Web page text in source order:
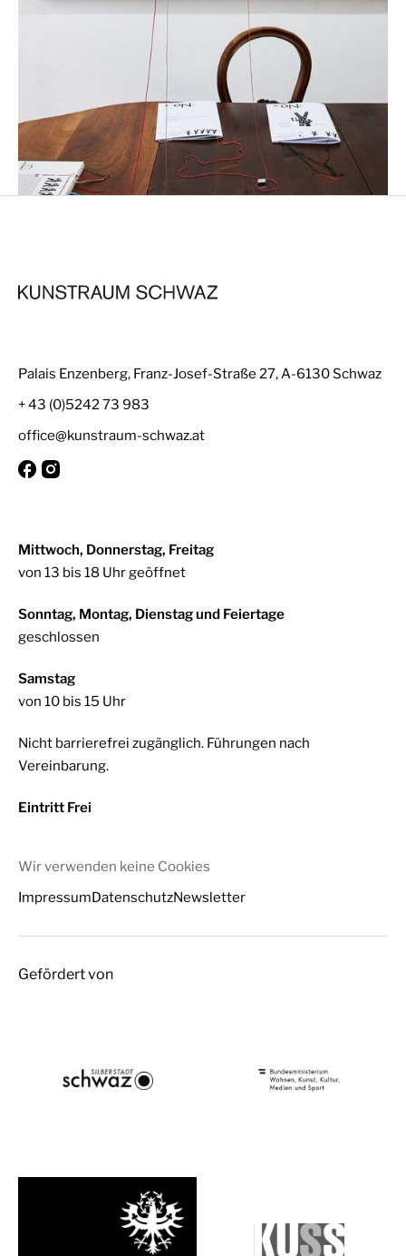
Palais Enzenberg, Franz-Josef-Straße 27, A-6130 Schwaz
+ 43 (0)5242 73 983
office@kunstraum-schwaz.at
Mittwoch, Donnerstag, Freitag
von 13 bis 18 Uhr geöffnet
Sonntag, Montag, Dienstag und Feiertage
geschlossen
Samstag
von 10 bis 15 Uhr
Nicht barrierefrei zugänglich. Führungen nach
Vereinbarung.
Eintritt Frei
Wir verwenden keine Cookies
ImpressumDatenschutzNewsletter
Gefördert von